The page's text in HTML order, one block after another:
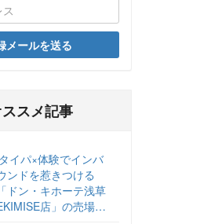
メールを送る
スメ記事
タイパ×体験でインバ
ンドを惹きつける
「ドン・キホーテ浅草
店」の売場づ